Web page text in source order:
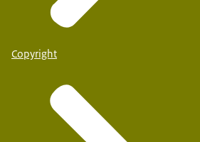
Copyright